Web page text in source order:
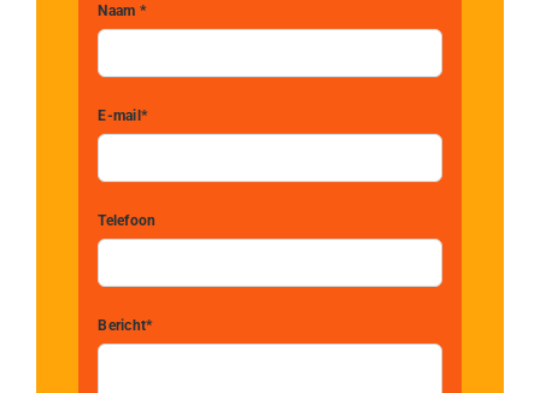
Naam *
E-mail*
Telefoon
Bericht*